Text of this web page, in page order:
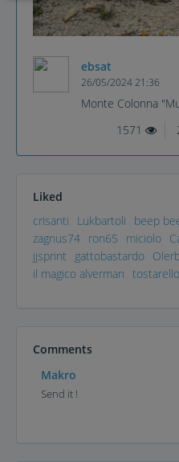
ebsat
26/05/2024 21:36
Monte Colonna
1571
Liked
crisanti
Lukbartoli beep
zagnus74 ron65 miciolo
jjsprint
gattobastardo
il magico alverman tostarello
Comments
Makro
Send it !